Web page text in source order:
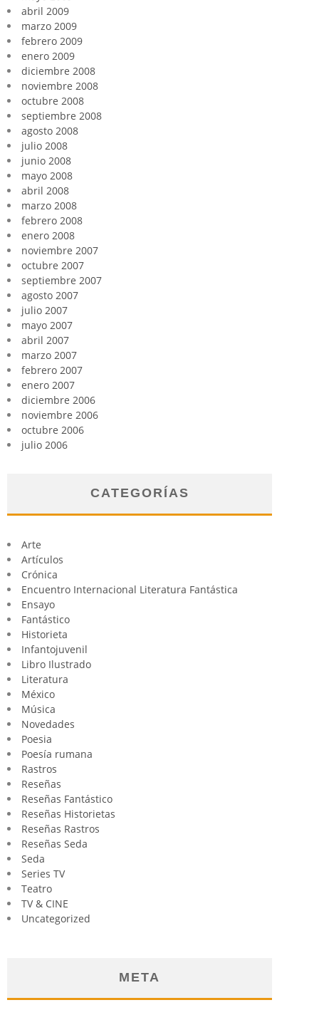
abril 2009
marzo 2009
febrero 2009
enero 2009
diciembre 2008
noviembre 2008
octubre 2008
septiembre 2008
agosto 2008
julio 2008
junio 2008
mayo 2008
abril 2008
marzo 2008
febrero 2008
enero 2008
noviembre 2007
octubre 2007
septiembre 2007
agosto 2007
julio 2007
mayo 2007
abril 2007
marzo 2007
febrero 2007
enero 2007
diciembre 2006
noviembre 2006
octubre 2006
julio 2006
CATEGORÍAS
Arte
Artículos
Crónica
Encuentro Internacional Literatura Fantástica
Ensayo
Fantástico
Historieta
Infantojuvenil
Libro Ilustrado
Literatura
México
Música
Novedades
Poesia
Poesía rumana
Rastros
Reseñas
Reseñas Fantástico
Reseñas Historietas
Reseñas Rastros
Reseñas Seda
Seda
Series TV
Teatro
TV & CINE
Uncategorized
META